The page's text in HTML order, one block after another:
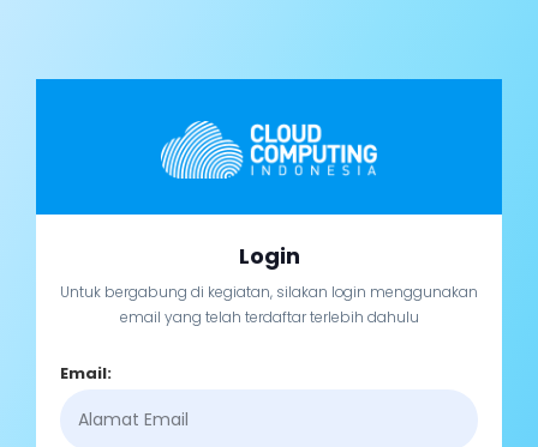
Login
Untuk bergabung di kegiatan, silakan login menggunakan
email yang telah terdaftar terlebih dahulu
Email: